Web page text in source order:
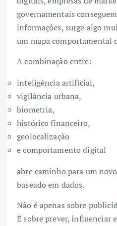
governamentais
informações, surge algo
um mapa comportamental
A combinação entre:
inteligência artificial,
vigilância urbana,
biometria,
histórico financeiro,
geolocalização
e comportamento digital
abre caminho para um
baseado em dados.
Não é apenas sobre
É sobre prever, influenciar